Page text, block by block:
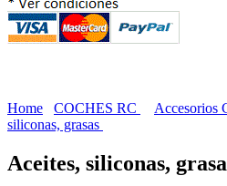
Home COCHES RC Accesorios
siliconas, grasas
Aceites, siliconas,